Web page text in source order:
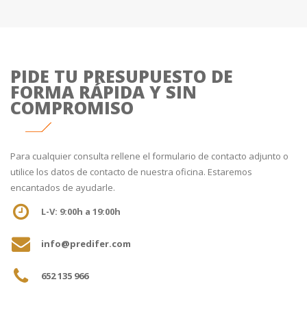
PIDE TU PRESUPUESTO DE
FORMA RÁPIDA Y SIN
COMPROMISO
Para cualquier consulta rellene el formulario de contacto adjunto o
utilice los datos de contacto de nuestra oficina. Estaremos
encantados de ayudarle.
L-V: 9:00h a 19:00h
info@predifer.com
652 135 966